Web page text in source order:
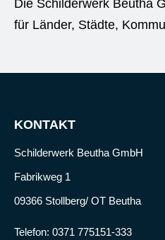
Die Schilderwerk Beutha
für Länder, Städte,
KONTAKT
Schilderwerk Beutha GmbH
Fabrikweg 1
09366 Stollberg/ OT Beutha
Telefon: 0371 775151-333